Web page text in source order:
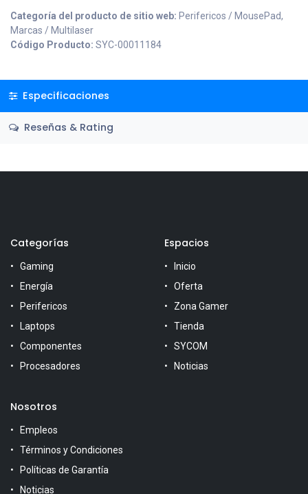
Categoría del producto de sitio web: Perifericos / MousePad,
Marcas / Multilaser
Código Producto: SYC-00011184
Especificaciones
Reseñas & Rating
Categorías
Gaming
Energía
Perifericos
Laptops
Componentes
Procesadores
Espacios
Inicio
Oferta
Zona Gamer
Tienda
SYCOM
Noticias
Nosotros
Empleos
Términos y Condiciones
Políticas de Garantía
Noticias